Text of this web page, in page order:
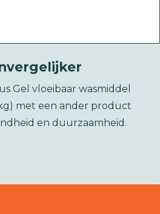
Gel vloeibaar wasmiddel
met een ander product
en duurzaamheid.